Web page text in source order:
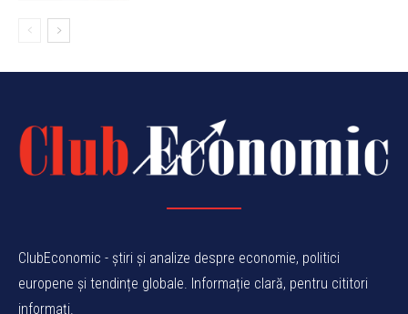
ClubEconomic - știri și analize despre economie, politici
europene și tendințe globale. Informație clară, pentru cititori
informați.